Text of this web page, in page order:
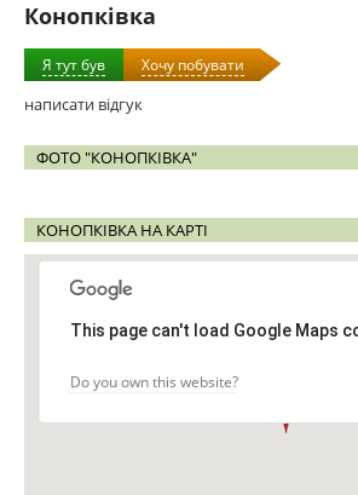
Конопківка
Я тут був Хочу побувати
написати відгук
ФОТО "КОНОПКІВКА"
КОНОПКІВКА НА КАРТІ
This page can't load Google Maps
Do you own this website?